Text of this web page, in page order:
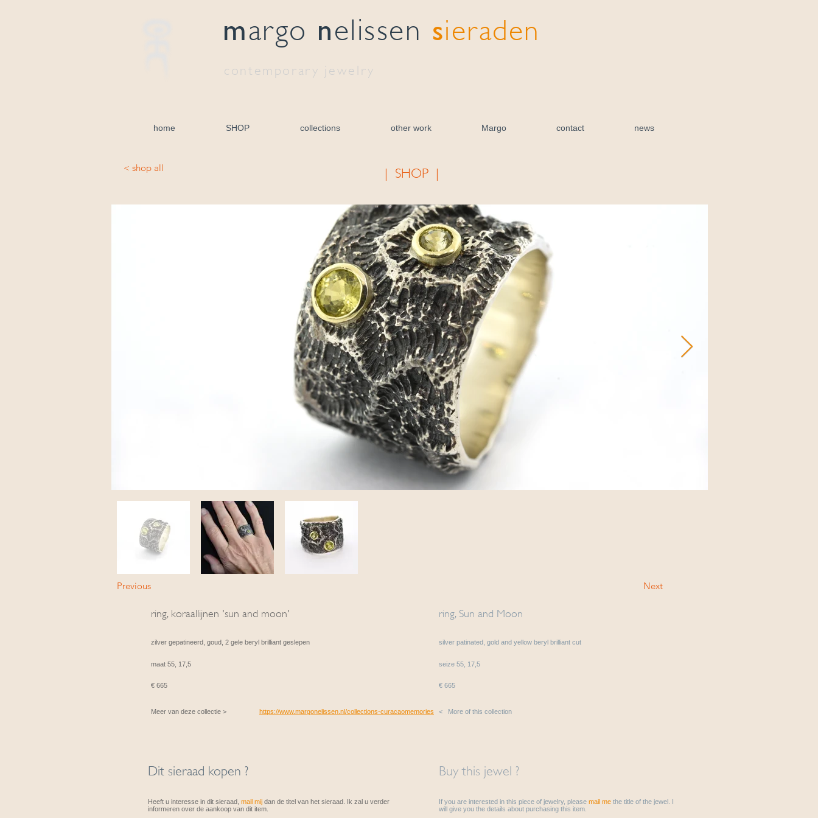
margo nelissen sieraden
contemporary jewelry
home SHOP collections other work Margo contact news
< shop all | SHOP |
Previous
ring, koraallijnen 'sun and moon'
zilver gepatineerd, goud, 2 gele beryl brilliant geslepen
maat 55, 17,5
€ 665
Meer van deze collectie > https://www.margonelissen.nl/collections-curacaomemories
Dit sieraad kopen ?
Heeft u interesse in dit sieraad, mail mij dan de titel van het sieraad. Ik zal u verder
informeren over de aankoop van dit item.
Next
ring, Sun and Moon
silver patinated, gold and yellow beryl brilliant cut
seize 55, 17,5
€ 665
< More of this collection
Buy this jewel ?
If you are interested in this piece of jewelry, please mail me the title of the jewel. I
will give you the details about purchasing this item.